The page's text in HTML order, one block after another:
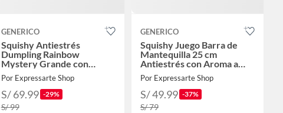
GENERICO
Squishy Antiestrés
Dumpling Rainbow
Mystery Grande con
Vaporera VIRAL
Por Expressarte Shop
S/ 69.99 -29%
S/ 99
GENERICO
Squishy Juego Barra de
Mantequilla 25 cm
Antiestrés con Aroma a
Mantequilla – Extra Suave
Por Expressarte Shop
S/ 49.99 -37%
S/ 79